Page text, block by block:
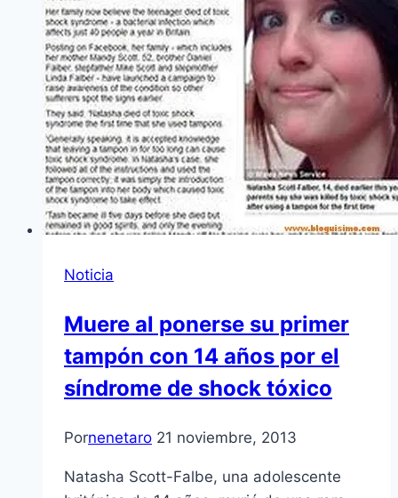
Noticia
Muere al ponerse su primer
tampón con 14 años por el
síndrome de shock tóxico
Pornenetaro 21 noviembre, 2013
Natasha Scott-Falbe, una adolescente